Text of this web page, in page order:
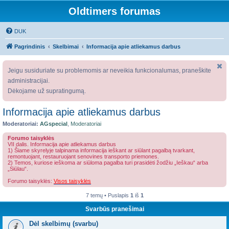
Oldtimers forumas
DUK
Pagrindinis Skelbimai Informacija apie atliekamus darbus
Jeigu susiduriate su problemomis ar neveikia funkcionalumas, praneškite
administracijai.
Dėkojame už supratingumą.
Informacija apie atliekamus darbus
Moderatoriai: AGspecial Moderatoriai
Forumo taisyklės
VII dalis. Informacija apie atliekamus darbus
1) Šiame skyrelyje talpinama informacija ieškant ar siūlant pagalbą tvarkant,
remontuojant, restauruojant senovines transporto priemones.
2) Temos, kuriose ieškoma ar siūloma pagalba turi prasidėti žodžiu „Ieškau“ arba
„Siūlau“.
Forumo taisyklės: Visos taisyklės
7 temų • Puslapis 1 iš 1
Svarbūs pranešimai
Dėl skelbimų (svarbu)